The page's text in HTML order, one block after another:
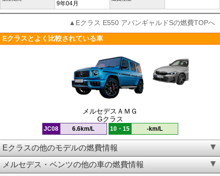
9年04月
▲Eクラス E550 アバンギャルドSの燃費TOPへ
Eクラスとよく比較されている車
メルセデスＡＭＧ
Gクラス
JC08 6.6km/L 10・15 -km/L
Eクラスの他のモデルの燃費情報
メルセデス・ベンツの他の車の燃費情報